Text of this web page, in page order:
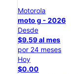
Motorola
moto g - 2026
Desde
$9.59 al mes
por 24 meses
Hoy
$0.00